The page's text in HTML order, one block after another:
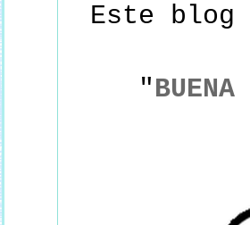
Este
"